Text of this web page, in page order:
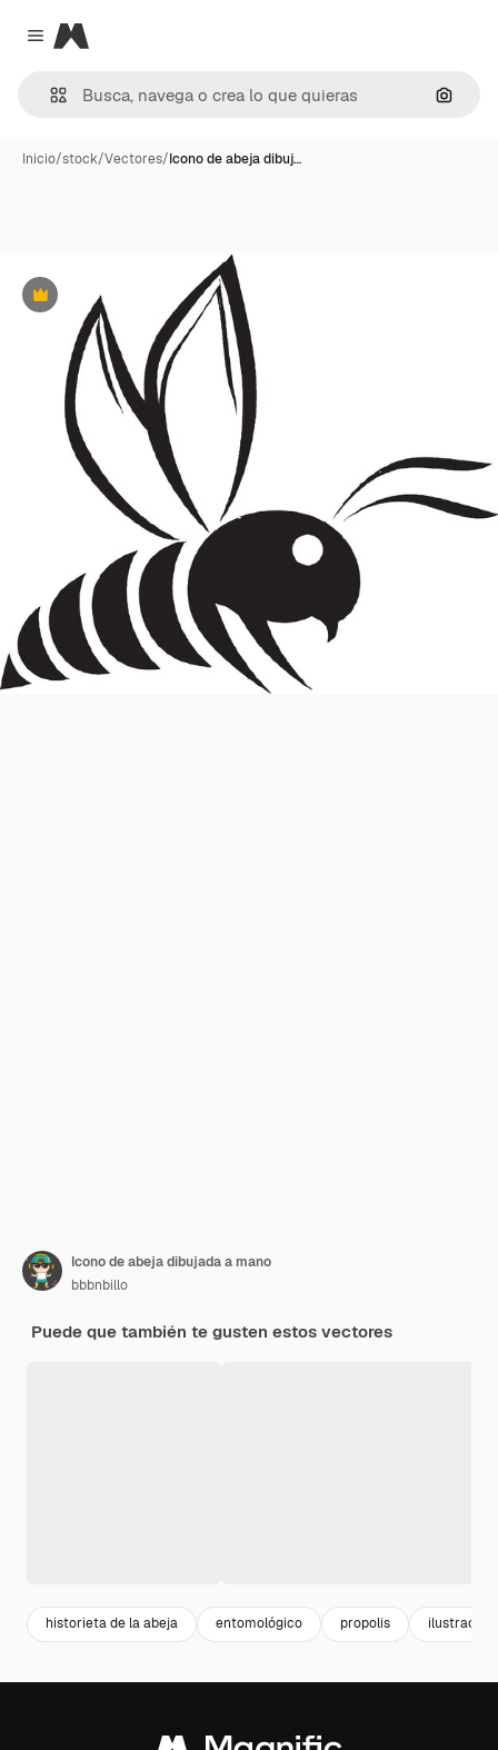
Close menu
Magnific
Inicio/stock/Vectores/Icono de abeja dibuj…
Premium
Icono de abeja dibujada a mano
bbbnbillo
Puede que también te gusten estos vectores
historieta de la abeja entomológico propolis ilustración